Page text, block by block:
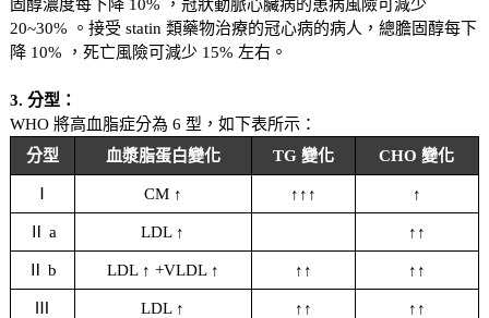
固醇濃度每下降 10% ，冠狀動脈心臟病的患病風險可減少
20~30% 。接受 statin 類藥物治療的冠心病的病人，總膽固醇每下
降 10% ，死亡風險可減少 15% 左右。
3. 分型：
WHO 將高血脂症分為 6 型，如下表所示：
分型
血漿脂蛋白變化 TG 變化 CHO 變化
CM ↑ ↑↑↑ ↑
Ⅱ a LDL ↑ ↑↑
Ⅱ b LDL ↑ +VLDL ↑ ↑↑ ↑↑
LDL ↑ ↑↑ ↑↑